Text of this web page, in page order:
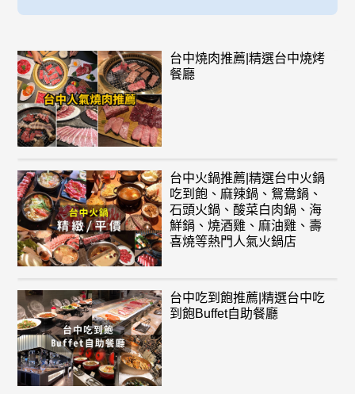
台中燒肉推薦|精選台中燒烤
餐廳
台中火鍋推薦|精選台中火鍋
吃到飽、麻辣鍋、鴛鴦鍋、
石頭火鍋、酸菜白肉鍋、海
鮮鍋、燒酒雞、麻油雞、壽
喜燒等熱門人氣火鍋店
台中吃到飽推薦|精選台中吃
到飽Buffet自助餐廳